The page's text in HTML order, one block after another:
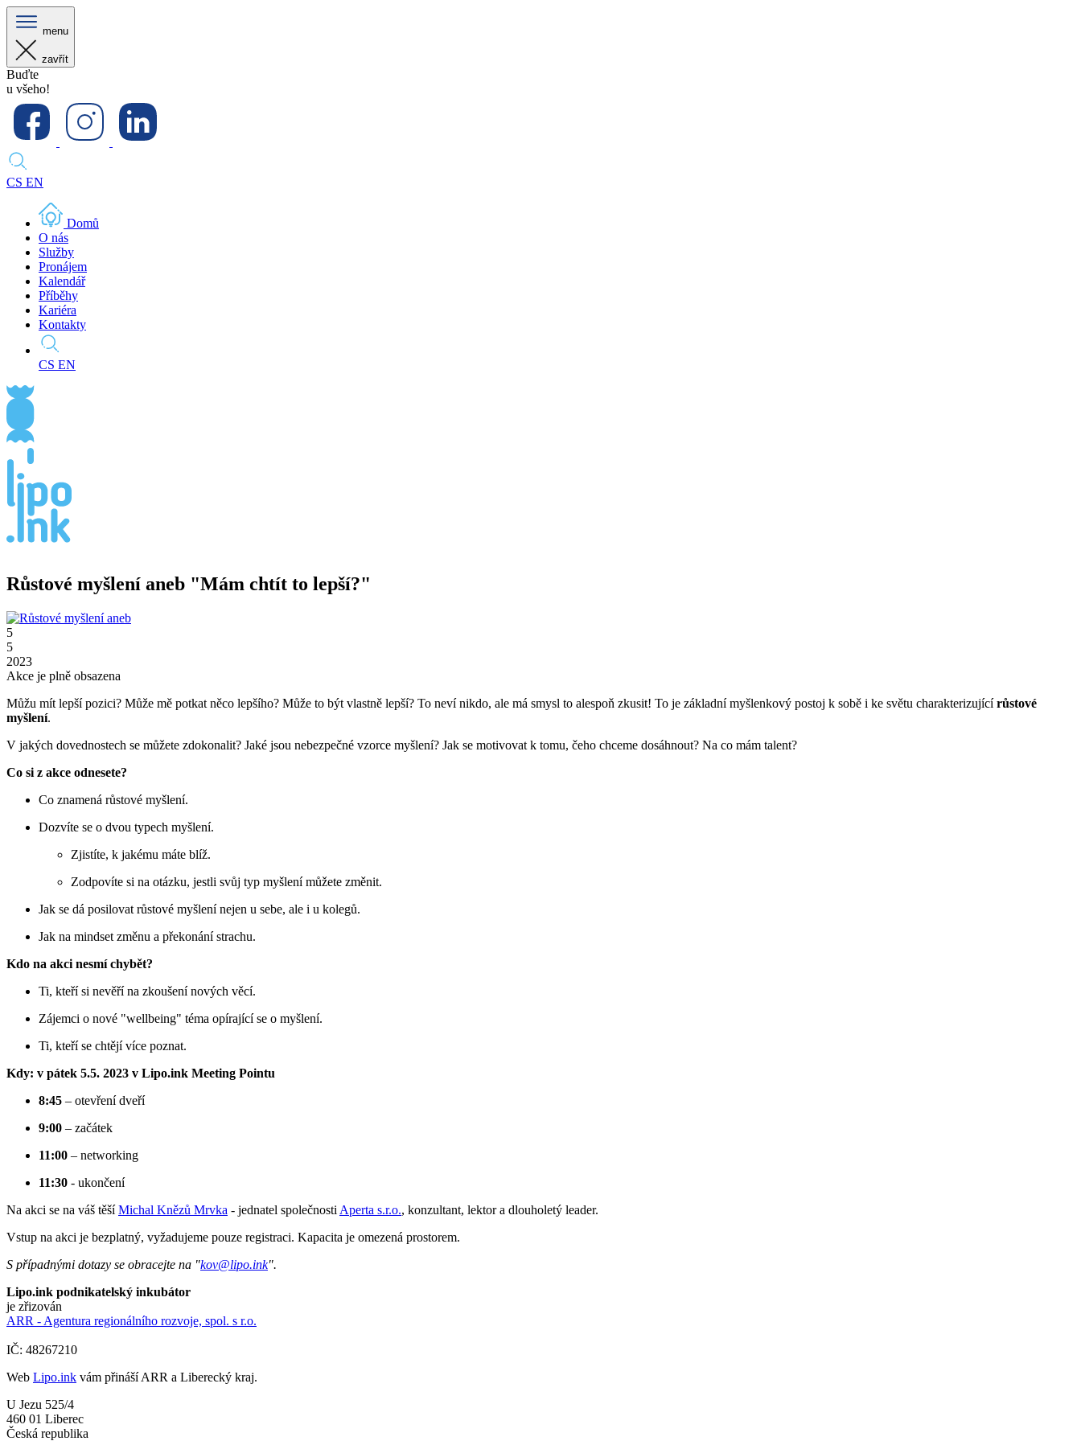
menu
zavřít
Buďte
u všeho!
CS EN
Domů
O nás
Služby
Pronájem
Kalendář
Příběhy
Kariéra
Kontakty
CS EN
Růstové myšlení aneb "Mám chtít to lepší?"
5
5
2023
Akce je plně obsazena
Můžu mít lepší pozici? Může mě potkat něco lepšího? Může to být vlastně lepší? To neví nikdo, ale má smysl to alespoň zkusit! To je základní myšlenkový postoj k sobě i ke světu charakterizujícírůstové
myšlení.
V jakých dovednostech se můžete zdokonalit? Jaké jsou nebezpečné vzorce myšlení? Jak se motivovat k tomu, čeho chceme dosáhnout? Na co mám talent?
Co si z akce odnesete?
Co znamená růstové myšlení.
Dozvíte se o dvou typech myšlení.
Zjistíte, k jakému máte blíž.
Zodpovíte si na otázku, jestli svůj typ myšlení můžete změnit.
Jak se dá posilovat růstové myšlení nejen u sebe, ale i u kolegů.
Jak na mindset změnu a překonání strachu.
Kdo na akci nesmí chybět?
Ti, kteří si nevěří na zkoušení nových věcí.
Zájemci o nové "wellbeing" téma opírající se o myšlení.
Ti, kteří se chtějí více poznat.
Kdy: v pátek 5.5. 2023 v Lipo.ink Meeting Pointu
8:45 – otevření dveří
9:00 – začátek
11:00 – networking
11:30 - ukončení
Na akci se na váš těšíMichal Knězů Mrvka - jednatel společnosti Aperta s.r.o., konzultant, lektor a dlouholetý leader.
Vstup na akci je bezplatný, vyžadujeme pouze registraci. Kapacita je omezená prostorem.
S případnými dotazy se obracejte na "kov@lipo.ink".
Lipo.ink podnikatelský inkubátor
je zřizován
ARR - Agentura regionálního rozvoje, spol. s r.o.
IČ: 48267210
Web Lipo.ink vám přináší ARR a Liberecký kraj.
U Jezu 525/4
460 01 Liberec
Česká republika